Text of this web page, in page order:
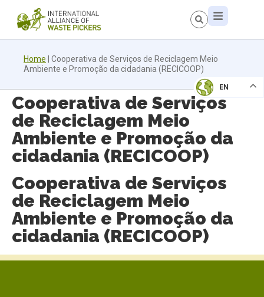
Home
Cooperativa de Serviços de Reciclagem Meio
Ambiente e Promoção da cidadania (RECICOOP)
EN
Cooperativa de Serviços
de Reciclagem Meio
Ambiente e Promoção da
cidadania (RECICOOP)
Cooperativa de Serviços
de Reciclagem Meio
Ambiente e Promoção da
cidadania (RECICOOP)